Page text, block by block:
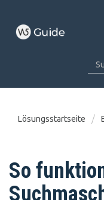
Lösungsstartseite
So